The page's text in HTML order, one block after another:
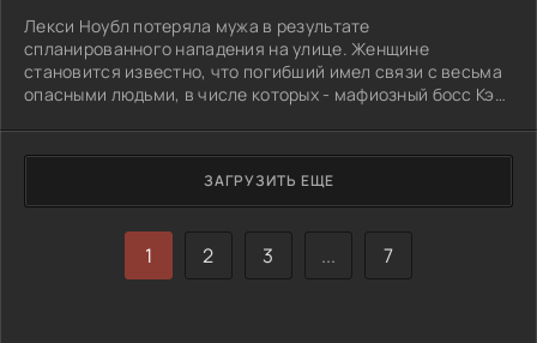
Лекси Ноубл потеряла мужа в результате
спланированного нападения на улице. Женщине
становится известно, что погибший имел связи с весьма
опасными людьми, в числе которых - мафиозный босс Кэл
ЗАГРУЗИТЬ ЕЩЕ
1 2 3 ... 7